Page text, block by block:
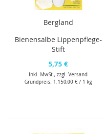
Bergland
Bienensalbe Lippenpflege-
Stift
5,75 €
Inkl. MwSt., zzgl.Versand
Grundpreis: 1.150,00 € / 1 kg